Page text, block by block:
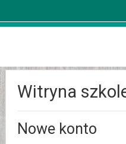
Przejdź do głównej zawartości
Witryna
Nowe konto